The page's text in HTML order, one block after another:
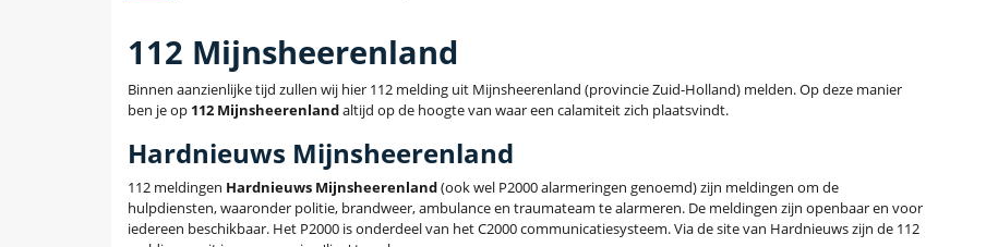
112 Mijnsheerenland
Binnen aanzienlijke tijd zullen wij hier 112 melding uit Mijnsheerenland (provincie Zuid-Holland) melden. Op deze manier
ben je op 112 Mijnsheerenlandaltijd op de hoogte van waar een calamiteit zich plaatsvindt.
Hardnieuws Mijnsheerenland
112 meldingen Hardnieuws Mijnsheerenland(ook wel P2000 alarmeringen genoemd) zijn meldingen om de
hulpdiensten, waaronder politie, brandweer, ambulance en traumateam te alarmeren. De meldingen zijn openbaar en voor
iedereen beschikbaar. Het P2000 is onderdeel van het C2000 communicatiesysteem. Via de site van Hardnieuws zijn de 112